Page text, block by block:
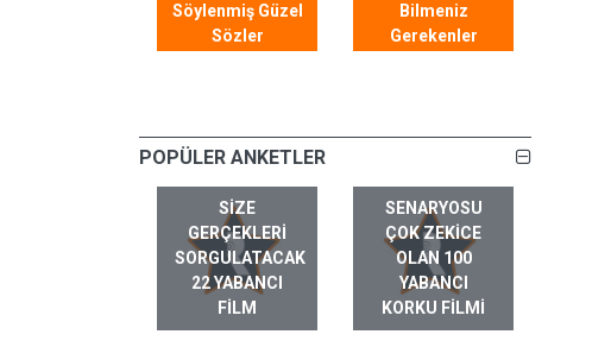
Söylenmiş Güzel
Sözler
Bilmeniz
Gerekenler
POPÜLER ANKETLER
SIZE
GERÇEKLERI
SORGULATACAK
22 YABANCI
FILM
SENARYOSU
ÇOK ZEKICE
OLAN 100
YABANCI
KORKU FILMI
GERÇEK HAYAT